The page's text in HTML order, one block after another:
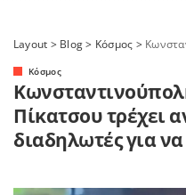
Layout > Blog> Κόσμος >
Κόσμος
Πίκατσου τρέχει
διαδηλωτές για